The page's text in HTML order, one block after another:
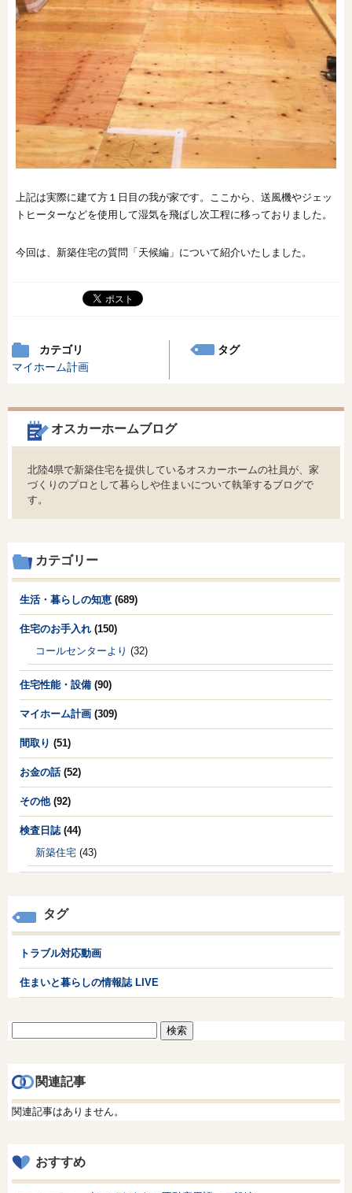
上記は実際に建て方１日目の我が家です。ここから、送風機やジェッ
トヒーターなどを使用して湿気を飛ばし次工程に移っておりました。
今回は、新築住宅の質問「天候編」について紹介いたしました。
カテゴリ
マイホーム計画
タグ
オスカーホームブログ
北陸4県で新築住宅を提供しているオスカーホームの社員が、家
づくりのプロとして暮らしや住まいについて執筆するブログで
す。
カテゴリー
生活・暮らしの知恵 (689)
住宅のお手入れ (150)
コールセンターより (32)
住宅性能・設備 (90)
マイホーム計画 (309)
間取り (51)
お金の話(52)
その他(92)
検査日誌(44)
新築住宅 (43)
タグ
トラブル対応動画
住まいと暮らしの情報誌 LIVE
関連記事
関連記事はありません。
おすすめ